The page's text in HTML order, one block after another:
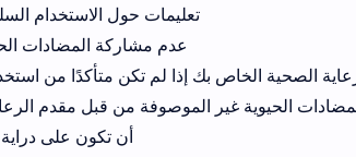
تعليمات حول الاستخدام
عدم مشاركة المضادات
الصحية الخاص بك إذا لم تكن متأكدًا من
الحيوية غير الموصوفة من قبل مقدم
أن تكون على